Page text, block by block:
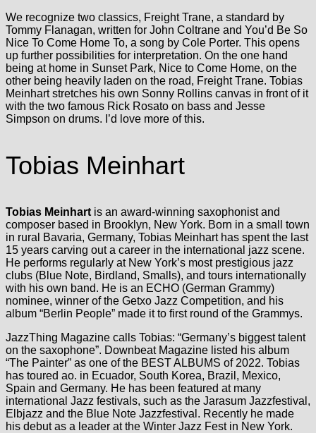
We recognize two classics, Freight Trane, a standard by
Tommy Flanagan, written for John Coltrane and You’d Be So
Nice To Come Home To, a song by Cole Porter. This opens
up further possibilities for interpretation. On the one hand
being at home in Sunset Park, Nice to Come Home, on the
other being heavily laden on the road, Freight Trane. Tobias
Meinhart stretches his own Sonny Rollins canvas in front of it
with the two famous Rick Rosato on bass and Jesse
Simpson on drums. I’d love more of this.
Tobias Meinhart
Tobias Meinhart is an award-winning saxophonist and
composer based in Brooklyn, New York. Born in a small town
in rural Bavaria, Germany, Tobias Meinhart has spent the last
15 years carving out a career in the international jazz scene.
He performs regularly at New York’s most prestigious jazz
clubs (Blue Note, Birdland, Smalls), and tours internationally
with his own band. He is an ECHO (German Grammy)
nominee, winner of the Getxo Jazz Competition, and his
album “Berlin People” made it to first round of the Grammys.
JazzThing Magazine calls Tobias: “Germany’s biggest talent
on the saxophone”. Downbeat Magazine listed his album
“The Painter” as one of the BEST ALBUMS of 2022. Tobias
has toured ao. in Ecuador, South Korea, Brazil, Mexico,
Spain and Germany. He has been featured at many
international Jazz festivals, such as the Jarasum Jazzfestival,
Elbjazz and the Blue Note Jazzfestival. Recently he made
his debut as a leader at the Winter Jazz Fest in New York.